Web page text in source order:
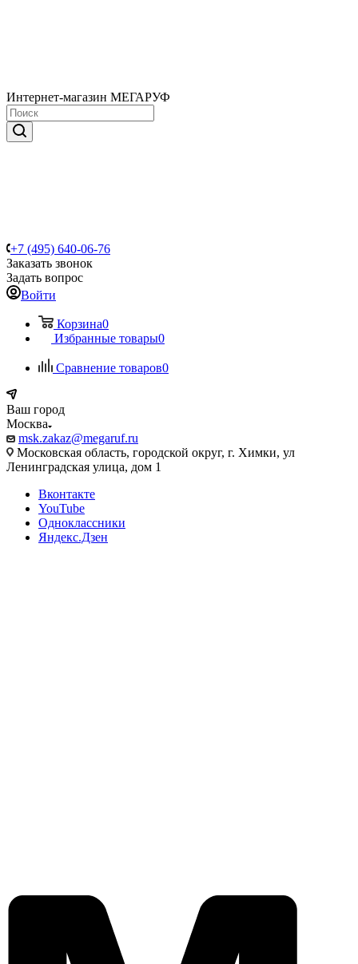
Интернет-магазин МЕГАРУФ
+7 (495) 640-06-76
Заказать звонок
Задать вопрос
Войти
Корзина0
Избранные товары0
Сравнение товаров0
Ваш город
Москва
msk.zakaz@megaruf.ru
Московская область, городской округ, г. Химки, ул
Ленинградская улица, дом 1
Вконтакте
YouTube
Одноклассники
Яндекс.Дзен